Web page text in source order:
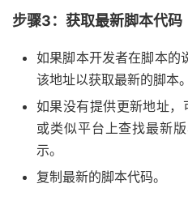
步骤3：获取最新脚本代码
如果脚本开发者在脚本的
该地址以获取最新的脚本。
如果没有提供更新地址
或类似平台上查找最新
示。
复制最新的脚本代码。